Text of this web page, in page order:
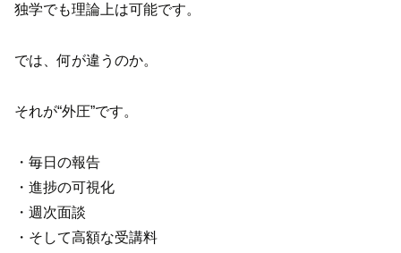
独学でも理論上は可能です。
では、何が違うのか。
それが“外圧”です。
・毎日の報告
・進捗の可視化
・週次面談
・そして高額な受講料